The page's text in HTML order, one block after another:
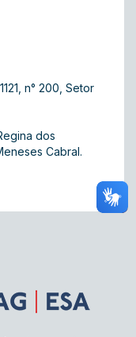
n° 200, Setor
dos
Cabral.